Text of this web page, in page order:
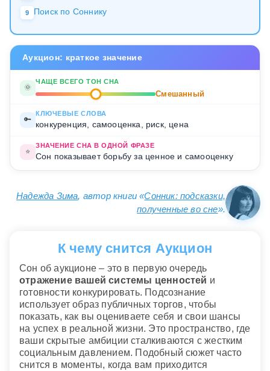
9 Поиск по Соннику
Аукцион: краткое значение
🌞
ЧАЩЕ ВСЕГО ТОН СНА
Смешанный
🔑
КЛЮЧЕВЫЕ СЛОВА
конкуренция, самооценка, риск, цена
⭐
ЗНАЧЕНИЕ СНА В ОДНОЙ ФРАЗЕ
Сон показывает борьбу за ценное и самооценку
Надежда Зима, автор книги «Сонник: подсказки,
полученные во сне».
К чему снится Аукцион
Сон об аукционе – это в первую очередь
отражение вашей системы ценностей и
готовности конкурировать. Подсознание
использует образ публичных торгов, чтобы
показать, как вы оцениваете себя и свои шансы
на успех в реальной жизни. Это пространство, где
ваши скрытые амбиции сталкиваются с жестким
социальным давлением. Подобный сюжет часто
снится в моменты, когда вам приходится